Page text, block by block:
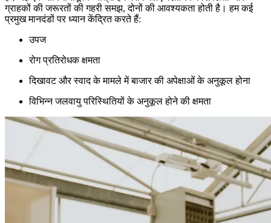
ग्राहकों की जरूरतों की गहरी समझ, दोनों की आवश्यकता होती है। हम कई
प्रमुख मानदंडों पर ध्यान केंद्रित करते हैं:
उपज
रोग प्रतिरोधक क्षमता
दिखावट और स्वाद के मामले में बाजार की अपेक्षाओं के अनुकूल होना
विभिन्न जलवायु परिस्थितियों के अनुकूल होने की क्षमता